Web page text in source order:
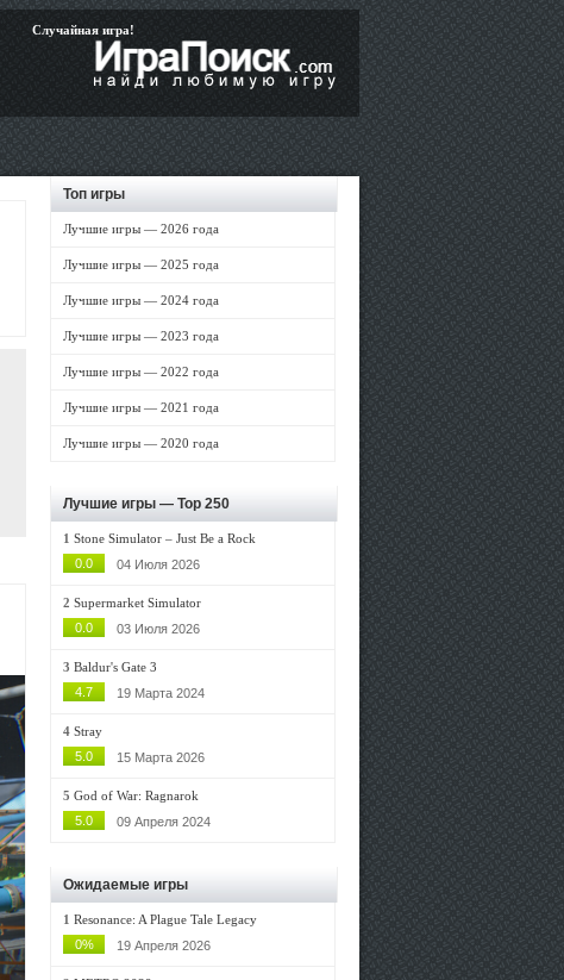
Случайная игра!
Топ игры
Лучшие игры — 2026 года
Лучшие игры — 2025 года
Лучшие игры — 2024 года
Лучшие игры — 2023 года
Лучшие игры — 2022 года
Лучшие игры — 2021 года
Лучшие игры — 2020 года
Лучшие игры — Top 250
1 Stone Simulator – Just Be a Rock
0.0
04 Июля 2026
2 Supermarket Simulator
0.0
03 Июля 2026
3 Baldur's Gate 3
4.7
19 Марта 2024
4 Stray
5.0
15 Марта 2026
5 God of War: Ragnarok
5.0
09 Апреля 2024
Ожидаемые игры
1 Resonance: A Plague Tale Legacy
0%
19 Апреля 2026